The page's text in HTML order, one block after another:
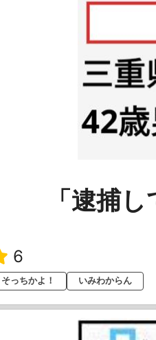
「逮捕
6
そっちかよ！
いみわからん